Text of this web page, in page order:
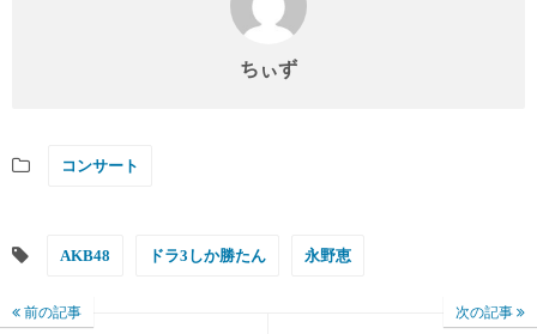
ちぃず
コンサート
AKB48 ドラ3しか勝たん 永野恵
前の記事 次の記事